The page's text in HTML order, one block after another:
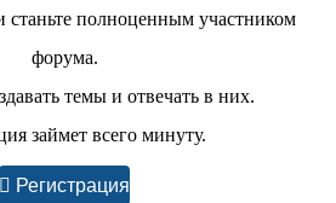
станьте полноценным участником
форума.
темы и отвечать в них.
займет всего минуту.
Регистрация